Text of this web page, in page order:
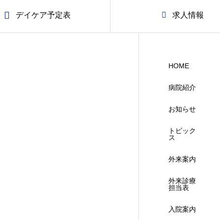
デイケア予定表 求人情報
HOME
病院紹介
お知らせ
トピック
ス
外来案内
外来診療
担当表
入院案内